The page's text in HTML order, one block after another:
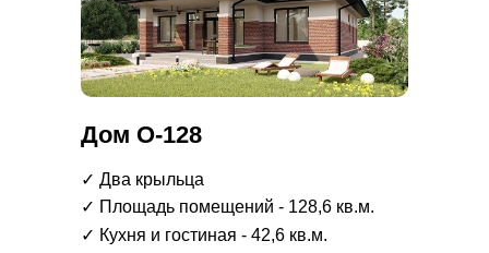
✓ Кухня и гостиная - 42,6 кв.м.
✓ Площадь помещений - 128,6 кв.м.
✓ Два крыльца
Дом О-128